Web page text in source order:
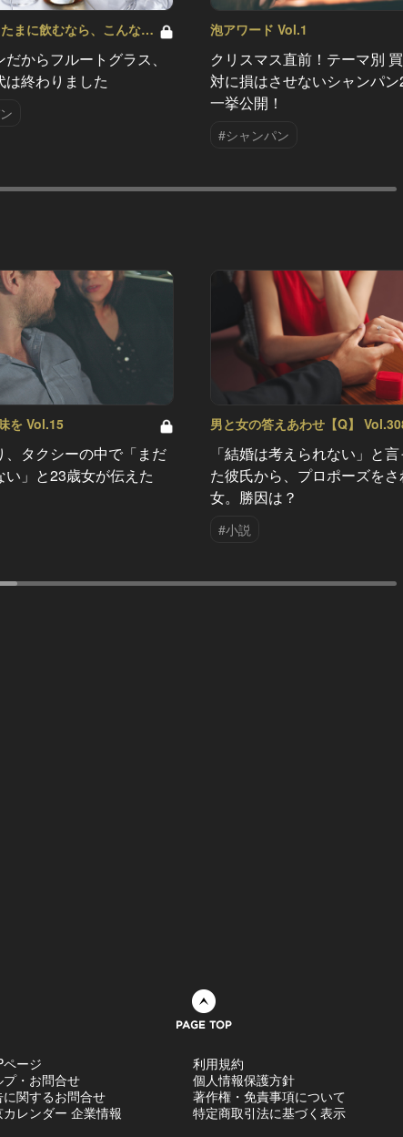
まに飲むなら、こんな泡
からフルートグラス、
は終わりました
泡アワード Vol.1
クリスマス直前！テーマ別
対に損はさせないシャンパ
一挙公開！
#シャンパン
を Vol.15
、タクシーの中で「まだ
い」と23歳女が伝えた
男と女の答えあわせ【Q】
「結婚は考えられない」と
た彼氏から、プロポーズをさ
女。勝因は？
#小説
ページ
プ・お問合せ
に関するお問合せ
カレンダー 企業情報
利用規約
個人情報保護方針
著作権・免責事項について
特定商取引法に基づく表示